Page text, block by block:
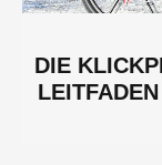
DIE